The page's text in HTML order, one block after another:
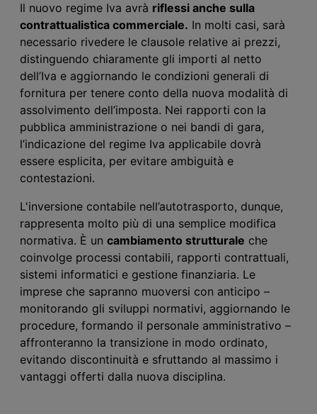
Il nuovo regime Iva avrà riflessi anche sulla
contrattualistica commerciale. In molti casi, sarà
necessario rivedere le clausole relative ai prezzi,
distinguendo chiaramente gli importi al netto
dell’Iva e aggiornando le condizioni generali di
fornitura per tenere conto della nuova modalità di
assolvimento dell’imposta. Nei rapporti con la
pubblica amministrazione o nei bandi di gara,
l’indicazione del regime Iva applicabile dovrà
essere esplicita, per evitare ambiguità e
contestazioni.
L'inversione contabile nell’autotrasporto, dunque,
rappresenta molto più di una semplice modifica
normativa. È un cambiamento strutturale che
coinvolge processi contabili, rapporti contrattuali,
sistemi informatici e gestione finanziaria. Le
imprese che sapranno muoversi con anticipo –
monitorando gli sviluppi normativi, aggiornando le
procedure, formando il personale amministrativo –
affronteranno la transizione in modo ordinato,
evitando discontinuità e sfruttando al massimo i
vantaggi offerti dalla nuova disciplina.